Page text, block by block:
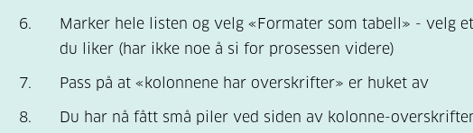
Marker hele listen og velg «Formater som tabell» - velg
du liker (har ikke noe å si for prosessen videre)
Pass på at «kolonnene har overskrifter» er huket av
Du har nå fått små piler ved siden av kolonne-